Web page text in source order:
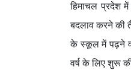
हिमाचल प्रदेश
बदलाव करने की
के स्कूल में पढ़ने
वर्ष के लिए शुरू